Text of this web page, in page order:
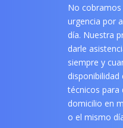
No
urgencia por
día. Nuestra
darle
siempre y
disponibilidad
técnicos para
domicilio en
o el mismo